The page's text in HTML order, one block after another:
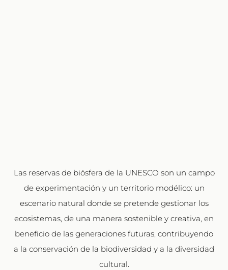
Las reservas de biósfera de la UNESCO son un campo
de experimentación y un territorio modélico: un
escenario natural donde se pretende gestionar los
ecosistemas, de una manera sostenible y creativa, en
beneficio de las generaciones futuras, contribuyendo
a la conservación de la biodiversidad y a la diversidad
cultural.